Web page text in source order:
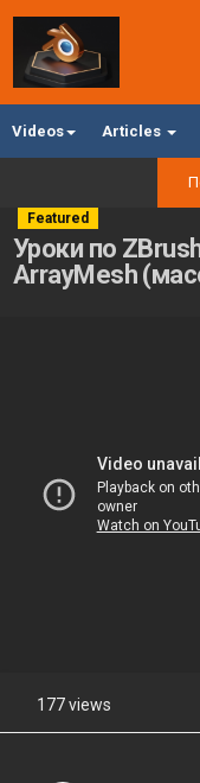
Videos Articles
Featured
Уроки по
ArrayMesh
177 views